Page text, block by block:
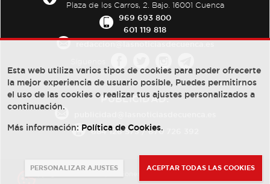
Plaza de los Carros, 2. Bajo. 16001 Cuenca
969 693 800
601 119 818
PUBLICIDAD:
684 126 573/670 726 392
Esta web utiliza varios tipos de cookies para poder ofrecerte
la mejor experiencia de usuario posible, Puedes permitirnos
el uso de las cookies o realizar tus ajustes personalizados a
continuación.
Más información: Política de Cookies.
PERSONALIZAR AJUSTES ACEPTAR TODAS LAS COOKIES